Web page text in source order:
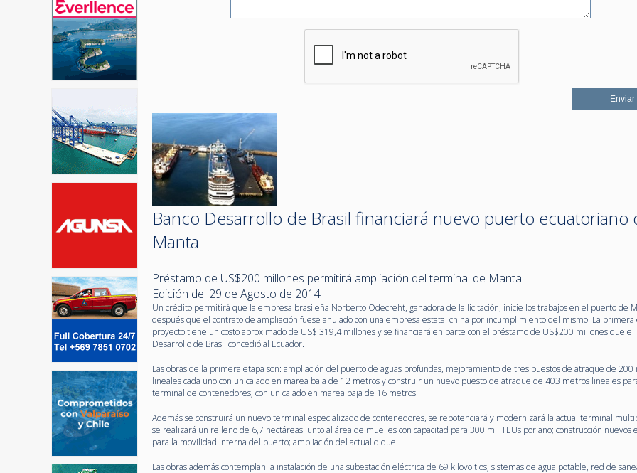
Banco Desarrollo de Brasil financiará nuevo puerto ecuatoriano
Manta
Préstamo de US$200 millones permitirá ampliación del terminal de Manta
Edición del 29 de Agosto de 2014
Un crédito permitirá que la empresa brasileña Norberto Odecreht, ganadora de la licitación, inicie los trabajos en el puerto de
después que el contrato de ampliación fuese anulado con una empresa estatal china por incumplimiento del mismo. La primera
proyecto tiene un costo aproximado de US$ 319,4 millones y se financiará en parte con el préstamo de US$200 millones que el
Desarrollo de Brasil concedió al Ecuador.
Las obras de la primera etapa son: ampliación del puerto de aguas profundas, mejoramiento de tres puestos de atraque de 200
lineales cada uno con un calado en marea baja de 12 metros y construir un nuevo puesto de atraque de 403 metros lineales
terminal de contenedores, con un calado en marea baja de 16 metros.
Además se construirá un nuevo terminal especializado de contenedores, se repotenciará y modernizará la actual terminal
se realizará un relleno de 6,7 hectáreas junto al área de muelles con capacitad para 300 mil TEUs por año; construcción nuevos
para la movilidad interna del puerto; ampliación del actual dique.
Las obras además contemplan la instalación de una subestación eléctrica de 69 kilovoltios, sistemas de agua potable, red de